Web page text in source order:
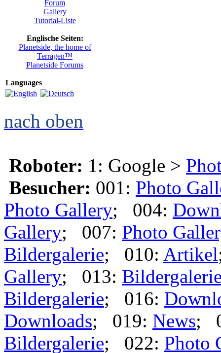
Forum
Gallery
Tutorial-Liste
Englische Seiten:
Planetside, the home of
Terragen™
Planetside Forums
Languages
nach oben
Roboter: 1: Google >
Besucher: 001: Photo
Photo Gallery; 004:
Gallery; 007: Photo
Bildergalerie; 010: Artikel
Gallery; 013:
Bildergalerie; 016:
Downloads; 019: News;
Bildergalerie; 022: Photo